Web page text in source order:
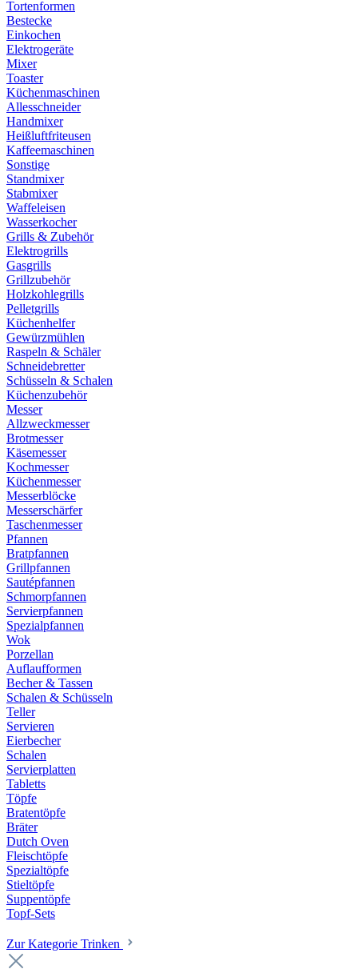
Tortenformen
Bestecke
Einkochen
Elektrogeräte
Mixer
Toaster
Küchenmaschinen
Allesschneider
Handmixer
Heißluftfriteusen
Kaffeemaschinen
Sonstige
Standmixer
Stabmixer
Waffeleisen
Wasserkocher
Grills & Zubehör
Elektrogrills
Gasgrills
Grillzubehör
Holzkohlegrills
Pelletgrills
Küchenhelfer
Gewürzmühlen
Raspeln & Schäler
Schneidebretter
Schüsseln & Schalen
Küchenzubehör
Messer
Allzweckmesser
Brotmesser
Käsemesser
Kochmesser
Küchenmesser
Messerblöcke
Messerschärfer
Taschenmesser
Pfannen
Bratpfannen
Grillpfannen
Sautépfannen
Schmorpfannen
Servierpfannen
Spezialpfannen
Wok
Porzellan
Auflaufformen
Becher & Tassen
Schalen & Schüsseln
Teller
Servieren
Eierbecher
Schalen
Servierplatten
Tabletts
Töpfe
Bratentöpfe
Bräter
Dutch Oven
Fleischtöpfe
Spezialtöpfe
Stieltöpfe
Suppentöpfe
Topf-Sets
Zur Kategorie Trinken